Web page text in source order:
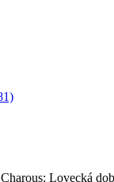
Lovecká